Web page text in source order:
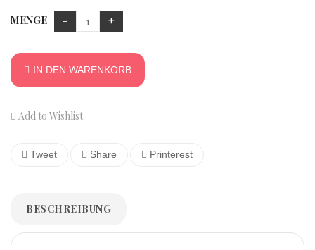
MENGE
IN DEN WARENKORB
Add to Wishlist
Tweet Share Printerest
BESCHREIBUNG